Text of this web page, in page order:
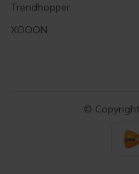
Trendhopper
XOOON
©